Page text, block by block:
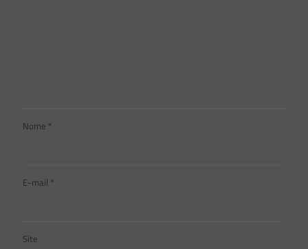
Nome *
E-mail *
Site